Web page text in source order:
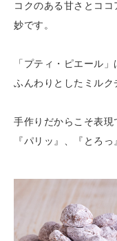
コクのある甘さとコ
妙です。
「プティ・ピエール
ふんわりとしたミルク
手作りだからこそ表現
『パリッ』、『とろ